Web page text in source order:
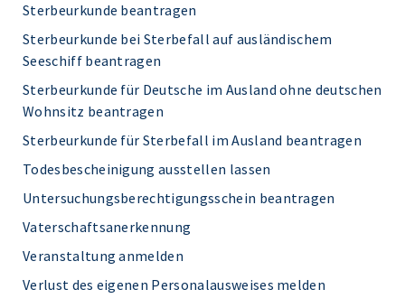
Sterbeurkunde beantragen
Sterbeurkunde bei Sterbefall auf ausländischem
Seeschiff beantragen
Sterbeurkunde für Deutsche im Ausland ohne deutschen
Wohnsitz beantragen
Sterbeurkunde für Sterbefall im Ausland beantragen
Todesbescheinigung ausstellen lassen
Untersuchungsberechtigungsschein beantragen
Vaterschaftsanerkennung
Veranstaltung anmelden
Verlust des eigenen Personalausweises melden